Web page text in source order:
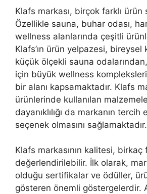
Klafs markası, birçok farklı ürün
Özellikle sauna, buhar odası,
wellness alanlarında çeşitli
Klafs’ın ürün yelpazesi, bireysel
küçük ölçekli sauna
için büyük wellness
bir alanı kapsamaktadır. Klafs
ürünlerinde kullanılan
dayanıklılığı da markanın tercih
seçenek olmasını sağlamaktadır.
Klafs markasının kalitesi, birkaç
değerlendirilebilir. İlk olarak,
olduğu sertifikalar ve ödüller,
gösteren önemli göstergelerdir.